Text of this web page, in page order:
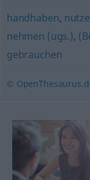
handhaben,
nehmen (ugs.),
gebrauchen
©